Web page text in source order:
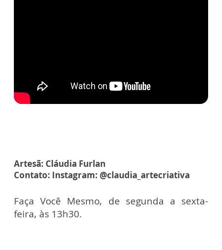
Artesã: Cláudia Furlan
Contato: Instagram: @claudia_artecriativa
Faça Você Mesmo, de segunda a sexta-
feira, às 13h30.